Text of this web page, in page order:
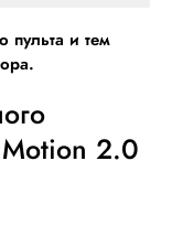
пульта и тем
Motion 2.0